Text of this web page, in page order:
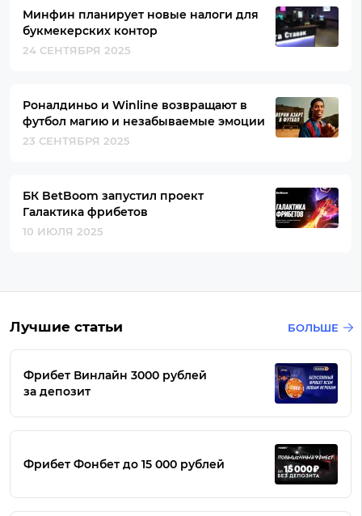
Минфин планирует новые налоги для
букмекерских контор
24 СЕНТЯБРЯ 2025
Роналдиньо и Winline возвращают в
футбол магию и незабываемые эмоции
23 СЕНТЯБРЯ 2025
БК BetBoom запустил проект
Галактика фрибетов
10 ИЮЛЯ 2025
Лучшие статьи БОЛЬШЕ
Фрибет Винлайн 3000 рублей
за депозит
Фрибет Фонбет до 15 000 рублей